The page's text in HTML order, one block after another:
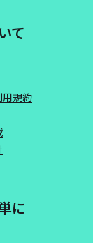
て
用規約
に